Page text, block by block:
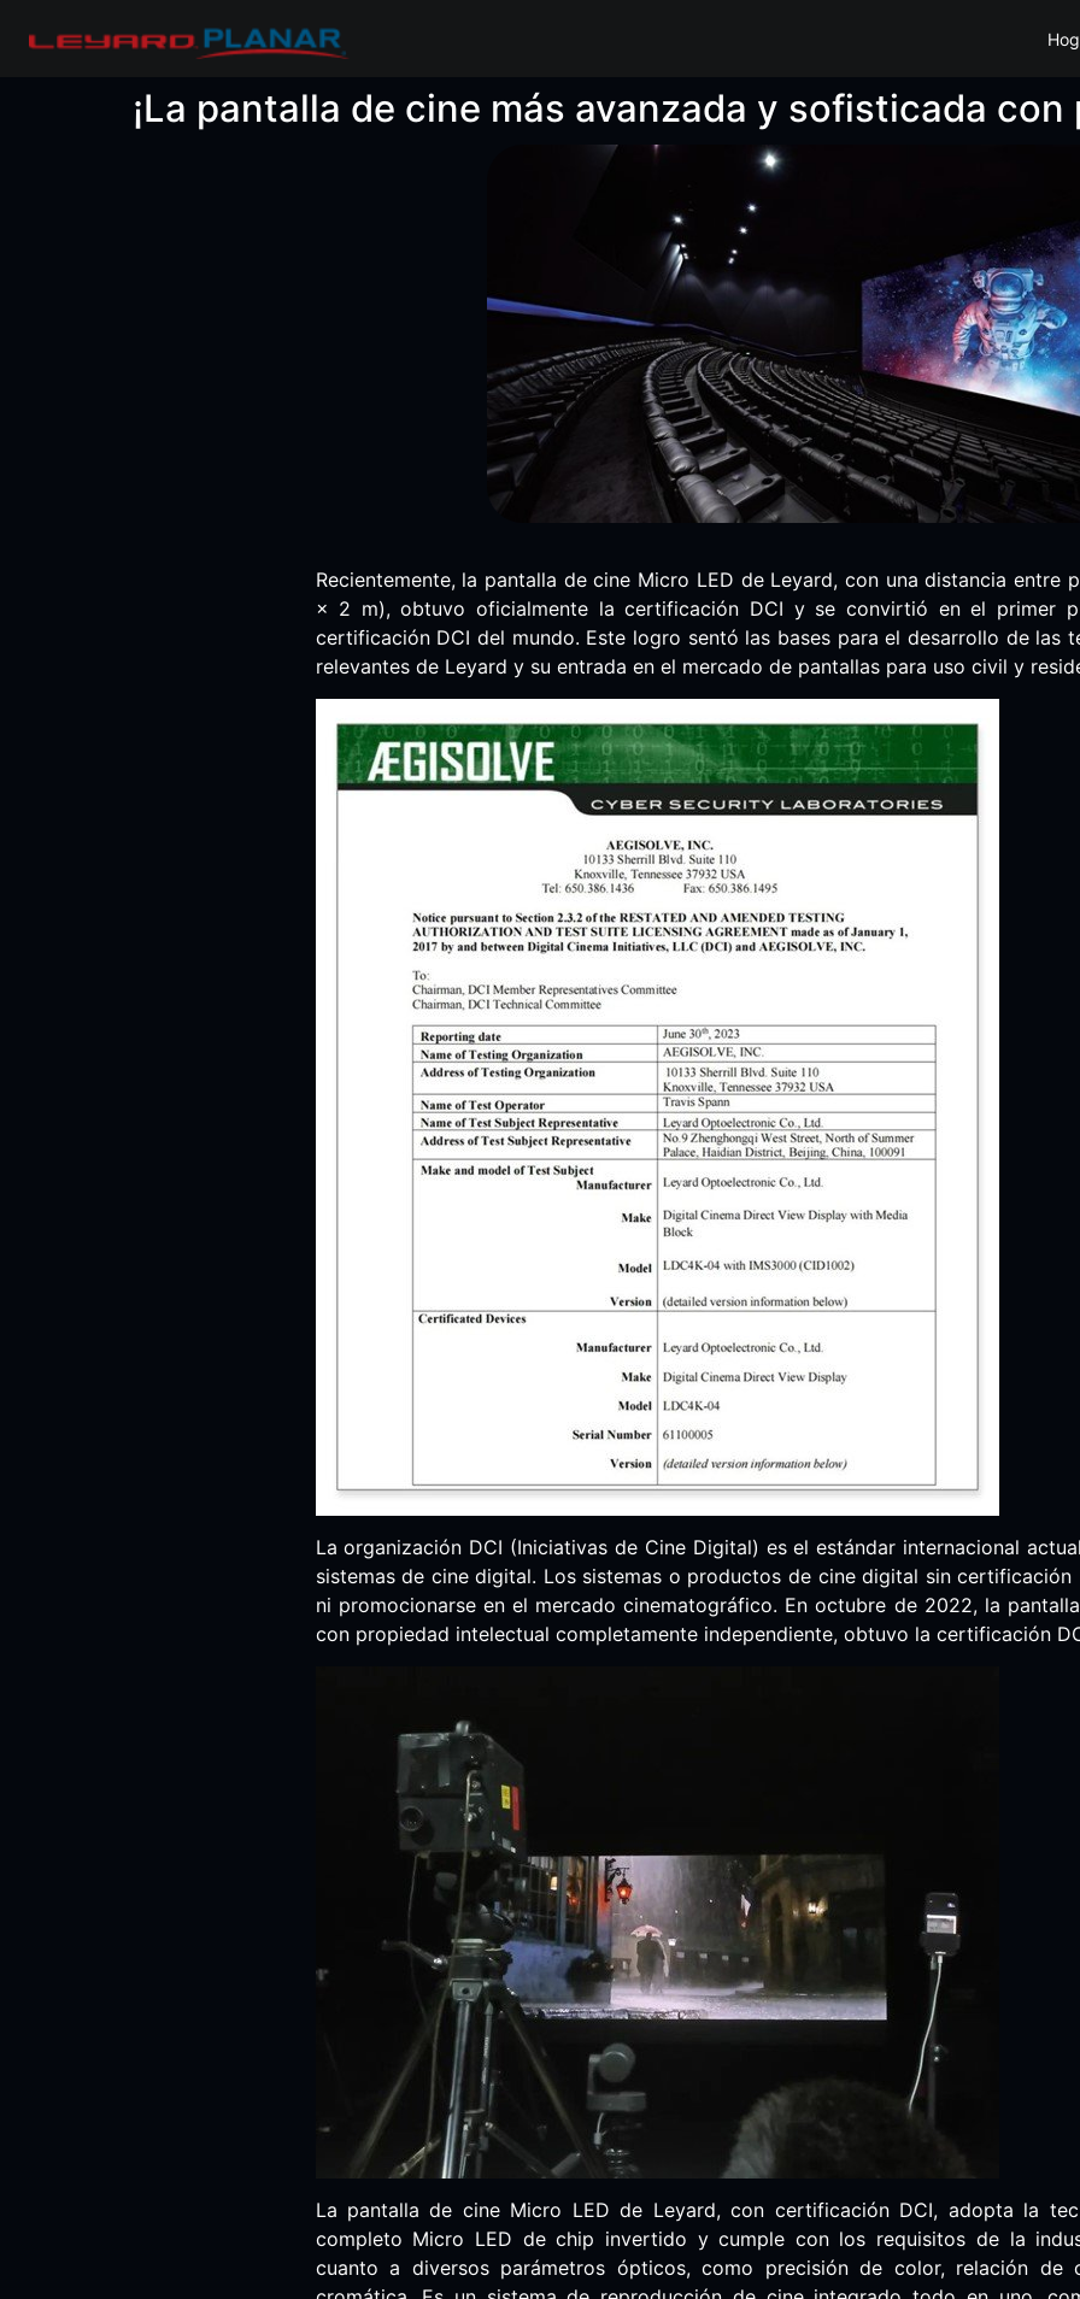
¡La pantalla de cine más avanzada y sofisticada con
Recientemente, la pantalla de cine Micro LED de Leyard, con una distancia entre
× 2 m), obtuvo oficialmente la certificación DCI y se convirtió en el primer
certificación DCI del mundo. Este logro sentó las bases para el desarrollo de las
relevantes de Leyard y su entrada en el mercado de pantallas para uso civil y
La organización DCI (Iniciativas de Cine Digital) es el estándar internacional
sistemas de cine digital. Los sistemas o productos de cine digital sin certificación
ni promocionarse en el mercado cinematográfico. En octubre de 2022, la
con propiedad intelectual completamente independiente, obtuvo la certificación
La pantalla de cine Micro LED de Leyard, con certificación DCI, adopta la
completo Micro LED de chip invertido y cumple con los requisitos de la
cuanto a diversos parámetros ópticos, como precisión de color, relación de